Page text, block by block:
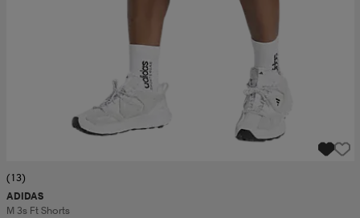
(13)
ADIDAS
M 3s Ft Shorts